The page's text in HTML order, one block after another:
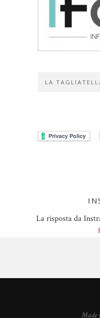
LA
La risposta da
Made